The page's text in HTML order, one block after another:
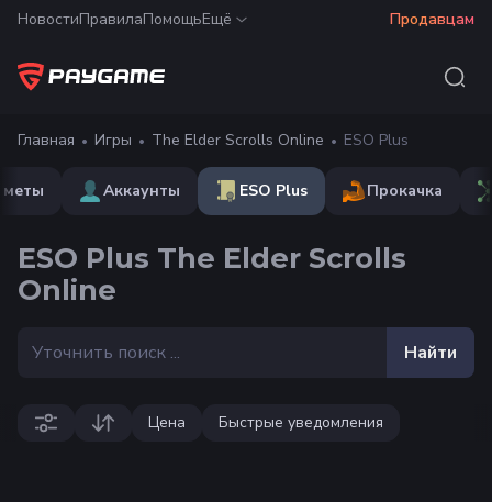
НовостиПравилаПомощьЕщё Продавцам
Главная Игры The Elder Scrolls Online ESO Plus
Аккаунты ESO Plus Прокачка
ESO Plus The Elder Scrolls
Online
Найти
Цена Быстрые уведомления